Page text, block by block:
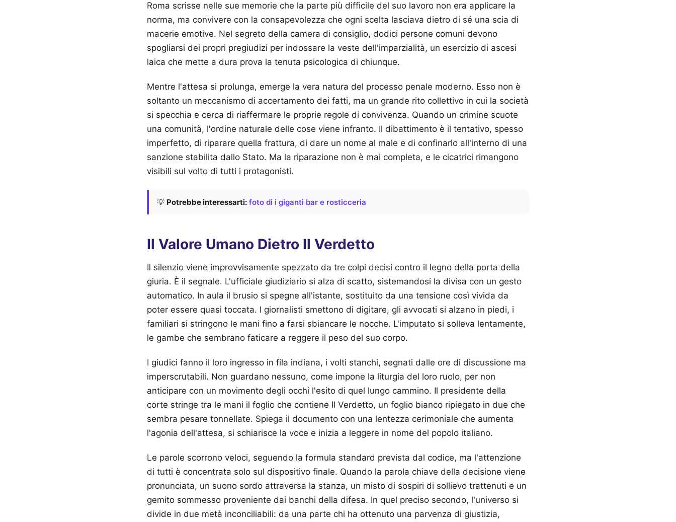
Roma scrisse nelle sue memorie che la parte più difficile del suo lavoro non era applicare la
norma, ma convivere con la consapevolezza che ogni scelta lasciava dietro di sé una scia di
macerie emotive. Nel segreto della camera di consiglio, dodici persone comuni devono
spogliarsi dei propri pregiudizi per indossare la veste dell'imparzialità, un esercizio di ascesi
laica che mette a dura prova la tenuta psicologica di chiunque.
Mentre l'attesa si prolunga, emerge la vera natura del processo penale moderno. Esso non è
soltanto un meccanismo di accertamento dei fatti, ma un grande rito collettivo in cui la società
si specchia e cerca di riaffermare le proprie regole di convivenza. Quando un crimine scuote
una comunità, l'ordine naturale delle cose viene infranto. Il dibattimento è il tentativo, spesso
imperfetto, di riparare quella frattura, di dare un nome al male e di confinarlo all'interno di una
sanzione stabilita dallo Stato. Ma la riparazione non è mai completa, e le cicatrici rimangono
visibili sul volto di tutti i protagonisti.
💡 Potrebbe interessarti: foto di i giganti bar e rosticceria
Il Valore Umano Dietro Il Verdetto
Il silenzio viene improvvisamente spezzato da tre colpi decisi contro il legno della porta della
giuria. È il segnale. L'ufficiale giudiziario si alza di scatto, sistemandosi la divisa con un gesto
automatico. In aula il brusio si spegne all'istante, sostituito da una tensione così vivida da
poter essere quasi toccata. I giornalisti smettono di digitare, gli avvocati si alzano in piedi, i
familiari si stringono le mani fino a farsi sbiancare le nocche. L'imputato si solleva lentamente,
le gambe che sembrano faticare a reggere il peso del suo corpo.
I giudici fanno il loro ingresso in fila indiana, i volti stanchi, segnati dalle ore di discussione ma
imperscrutabili. Non guardano nessuno, come impone la liturgia del loro ruolo, per non
anticipare con un movimento degli occhi l'esito di quel lungo cammino. Il presidente della
corte stringe tra le mani il foglio che contiene Il Verdetto, un foglio bianco ripiegato in due che
sembra pesare tonnellate. Spiega il documento con una lentezza cerimoniale che aumenta
l'agonia dell'attesa, si schiarisce la voce e inizia a leggere in nome del popolo italiano.
Le parole scorrono veloci, seguendo la formula standard prevista dal codice, ma l'attenzione
di tutti è concentrata solo sul dispositivo finale. Quando la parola chiave della decisione viene
pronunciata, un suono sordo attraversa la stanza, un misto di sospiri di sollievo trattenuti e un
gemito sommesso proveniente dai banchi della difesa. In quel preciso secondo, l'universo si
divide in due metà inconciliabili: da una parte chi ha ottenuto una parvenza di giustizia,